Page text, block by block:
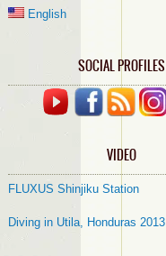
English
SOCIAL PROFILES
VIDEO
FLUXUS Shinjiku Station
Diving in Utila, Honduras 2013